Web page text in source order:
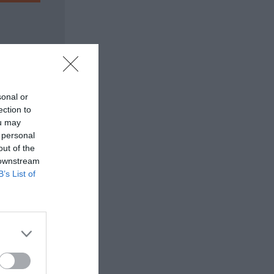
or
to
may
of the
List of